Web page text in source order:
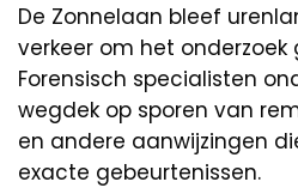
De Zonnelaan bleef
verkeer om het
Forensisch specialisten
wegdek op sporen van
en andere aanwijzingen
exacte gebeurtenissen.